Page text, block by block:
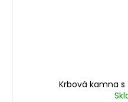
Krbová kamna s